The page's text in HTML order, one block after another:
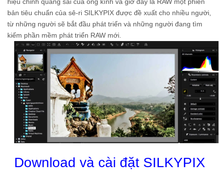
bản tiêu chuẩn của sê-ri SILKYPIX được đề xuất cho nhiều người,
từ những người sẽ bắt đầu phát triển và những người đang tìm
kiếm phần mềm phát triển RAW mới.
Download và cài đặt SILKYPIX